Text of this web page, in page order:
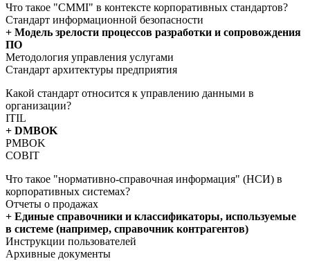
Что такое "CMMI" в контексте корпоративных стандартов?
Стандарт информационной безопасности
+ Модель зрелости процессов разработки и сопровождения
ПО
Методология управления услугами
Стандарт архитектуры предприятия
Какой стандарт относится к управлению данными в
организации?
ITIL
+ DMBOK
PMBOK
COBIT
Что такое "нормативно-справочная информация" (НСИ) в
корпоративных системах?
Отчеты о продажах
+ Единые справочники и классификаторы, используемые
в системе (например, справочник контрагентов)
Инструкции пользователей
Архивные документы